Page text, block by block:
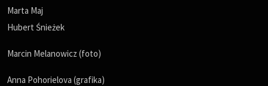
Marta Maj
Hubert Śnieżek
Marcin Melanowicz (foto)
Anna Pohorielova (grafika)